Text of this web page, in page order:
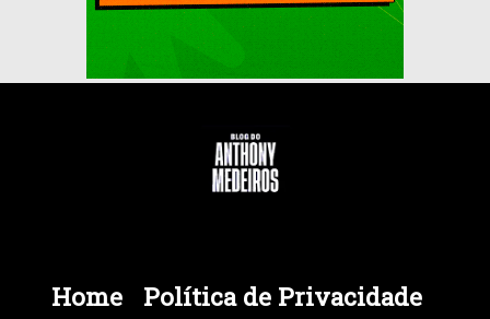
Home
Política de Privacidade